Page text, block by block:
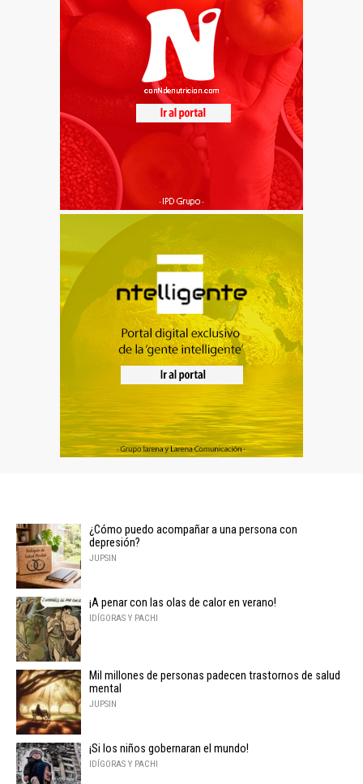
¿Cómo puedo acompañar a una persona con
depresión?
JUPSIN
¡A penar con las olas de calor en verano!
IDÍGORAS Y PACHI
Mil millones de personas padecen trastornos de salud
mental
JUPSIN
¡Si los niños gobernaran el mundo!
IDÍGORAS Y PACHI